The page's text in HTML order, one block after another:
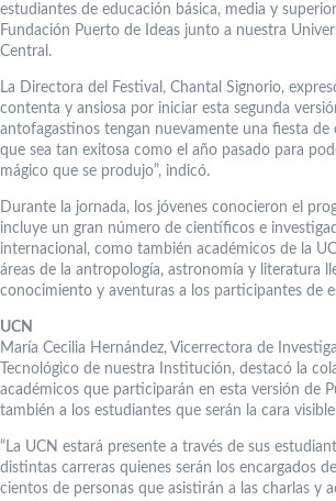
estudiantes de educación básica, media y
Fundación Puerto de Ideas junto a nuestra
Central.
La Directora del Festival, Chantal Signorio,
contenta y ansiosa por iniciar esta segunda
antofagastinos tengan nuevamente una fiesta de
que sea tan exitosa como el año pasado para
mágico que se produjo”, indicó.
Durante la jornada, los jóvenes conocieron el
incluye un gran número de científicos e
internacional, como también académicos de la
áreas de la antropología, astronomía y literatura
conocimiento y aventuras a los participantes de
UCN
María Cecilia Hernández, Vicerrectora de
Tecnológico de nuestra Institución, destacó la
académicos que participarán en esta versión de
también a los estudiantes que serán la cara
“La UCN estará presente a través de sus
distintas carreras quienes serán los encargados
cientos de personas que asistirán a las charlas y